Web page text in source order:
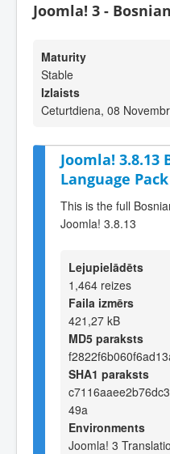
Joomla! 3 -
Maturity
Stable
Izlaists
Ceturtdiena, 08
Joomla! 3.8.13
Language
This is the full
Joomla! 3.8.13
Lejupielādēts
1,464 reizes
Faila izmērs
421,27 kB
MD5 paraksts
SHA1 paraksts
49a
Environments
Joomla! 3